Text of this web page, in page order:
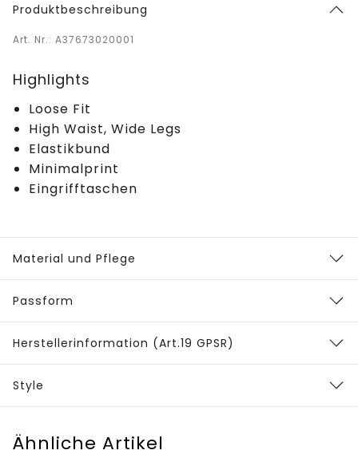
Produktbeschreibung
Art. Nr.: A37673020001
Highlights
Loose Fit
High Waist, Wide Legs
Elastikbund
Minimalprint
Eingrifftaschen
Material und Pflege
Passform
Herstellerinformation (Art.19 GPSR)
Style
Ähnliche Artikel